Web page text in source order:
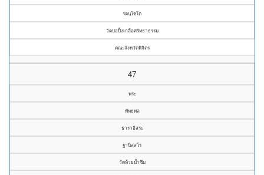
รตนฺโชโต
วัดบ่อปิ้งเกลือศรัทธาธรรม
คณะจังหวัดพิจิตร
47
พระ
พัทธพล
ธาราอิสระ
ฐานิสฺสโร
วัดห้วยน้ำซึม